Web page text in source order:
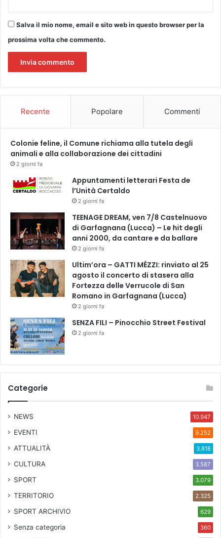
t
t
i
v
i
o
d
e
o
a
g
n
Salva il mio nome, email e sito web in questo browser per la
prossima volta che commento.
Recente Popolare Commenti
Colonie feline, il Comune richiama alla tutela degli
animali e alla collaborazione dei cittadini
2 giorni fa
Appuntamenti letterari Festa de
l’Unità Certaldo
2 giorni fa
TEENAGE DREAM, ven 7/8 Castelnuovo
di Garfagnana (Lucca) – Le hit degli
anni 2000, da cantare e da ballare
2 giorni fa
Ultim’ora – GATTI MÉZZI: rinviato al 25
agosto il concerto di stasera alla
Fortezza delle Verrucole di San
Romano in Garfagnana (Lucca)
2 giorni fa
SENZA FILI – Pinocchio Street Festival
2 giorni fa
Categorie
NEWS 10.947
EVENTI 9.252
ATTUALITÀ 3.818
CULTURA 3.587
SPORT 3.079
TERRITORIO 2.325
SPORT ARCHIVIO 629
Senza categoria 360